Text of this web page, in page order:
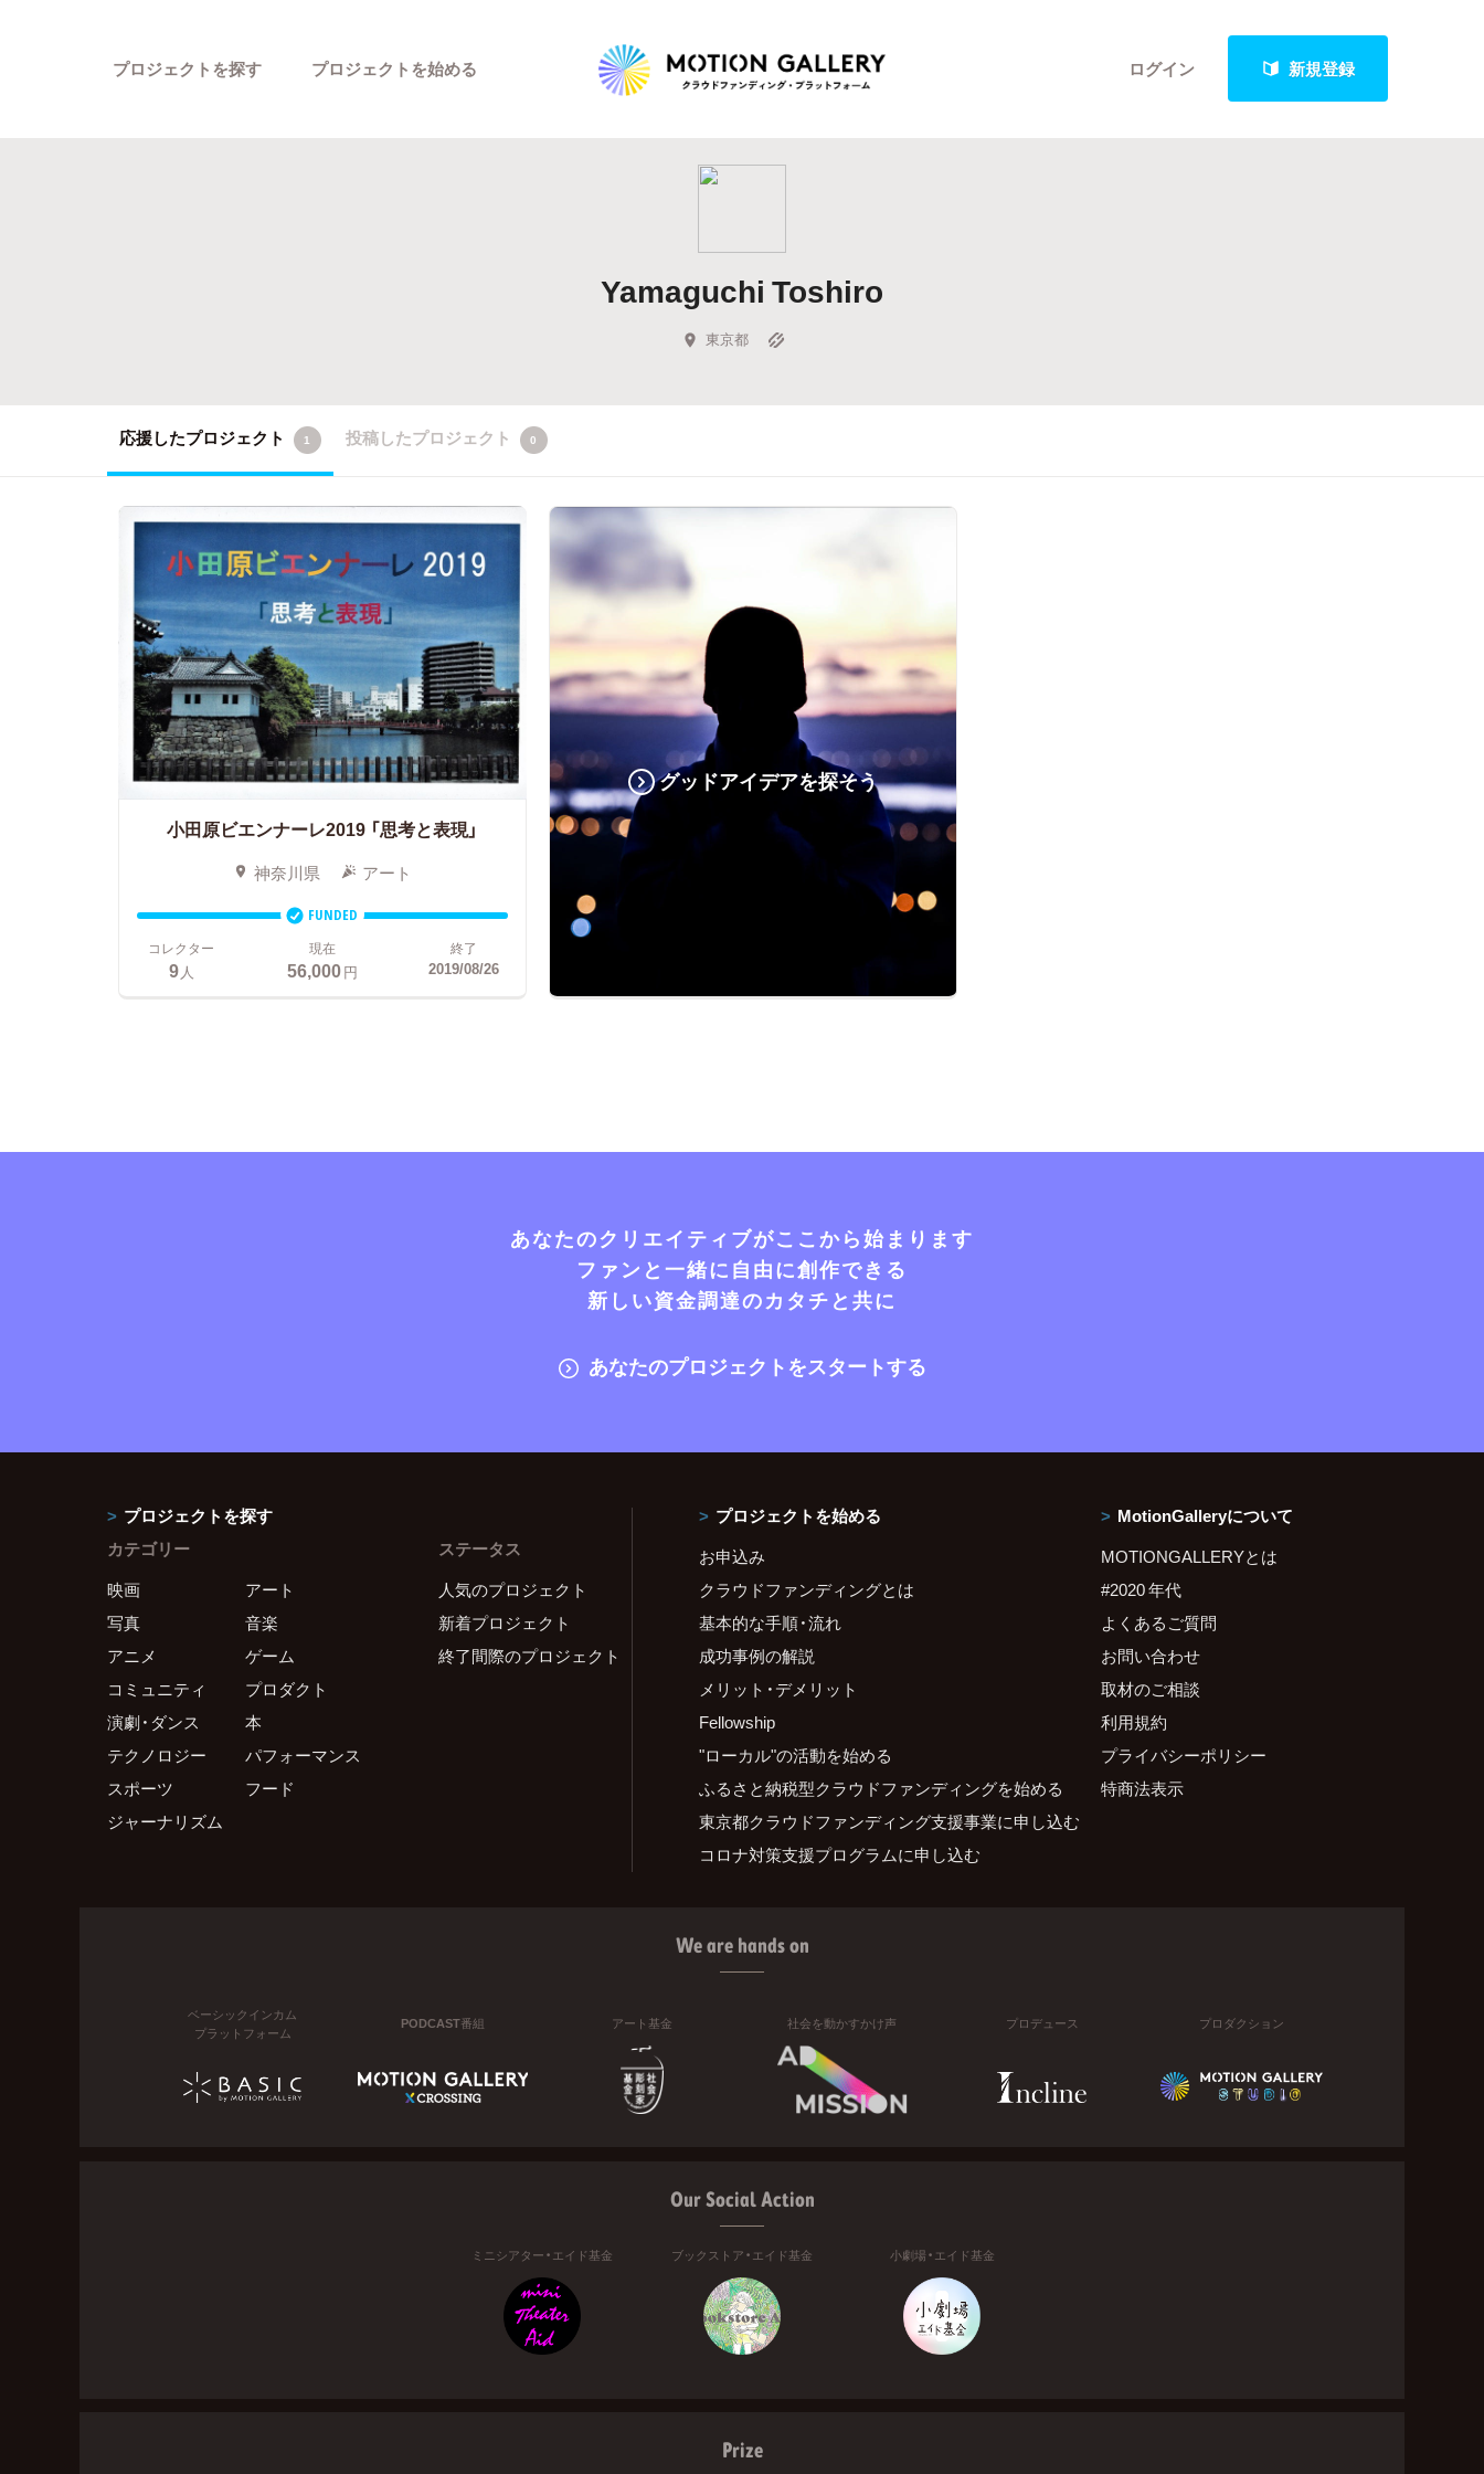
ログイン 新規登録
プロジェクトを探す
Highlight
Feature
キュレーターから探す
プロジェクトを始める
Yamaguchi Toshiro
東京都
応援したプロジェクト 1 投稿したプロジェクト 0
小田原ビエンナーレ2019 「思考と表現」
神奈川県 アート
FUNDED
コレクター
9人
現在
56,000円
終了
2019/08/26
グッドアイデアを探そう
あなたのクリエイティブがここから始まります
ファンと一緒に自由に創作できる
新しい資金調達のカタチと共に
あなたのプロジェクトをスタートする
プロジェクトを探す
カテゴリー
映画
アート
写真
音楽
アニメ
ゲーム
コミュニティ
プロダクト
演劇・ダンス
本
テクノロジー
パフォーマンス
スポーツ
フード
ジャーナリズム
ステータス
人気のプロジェクト
新着プロジェクト
終了間際のプロジェクト
プロジェクトを始める
お申込み
クラウドファンディングとは
基本的な手順・流れ
成功事例の解説
メリット・デメリット
Fellowship
"ローカル"の活動を始める
ふるさと納税型クラウドファンディングを始める
東京都クラウドファンディング支援事業に申し込む
コロナ対策支援プログラムに申し込む
MotionGalleryについて
MOTIONGALLERYとは
#2020 年代
よくあるご質問
お問い合わせ
取材のご相談
利用規約
プライバシーポリシー
特商法表示
We are hands on
ベーシックインカム
プラットフォーム
PODCAST番組 アート基金 社会を動かすかけ声 プロデュース プロダクション
Our Social Action
ミニシアター・エイド基金 ブックストア・エイド基金 小劇場・エイド基金
Prize